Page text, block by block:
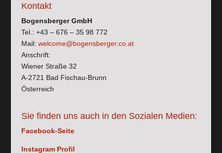
Kontakt
Bogensberger GmbH
Tel.: +43 – 676 – 35 98 772
Mail: welcome@bogensberger.co.at
Anschrift:
Wiener Straße 32
A-2721 Bad Fischau-Brunn
Österreich
Sie finden uns auch in den Sozialen Medien:
Facebook-Seite
Instagram Profil